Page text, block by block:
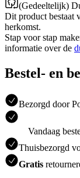
(Gedeeltelijk)
Dit product bestaat
herkomst.
Stap voor stap
informatie over de
Bestel- en
Bezorgd door
Vandaag
Thuisbezorgd
Gratis